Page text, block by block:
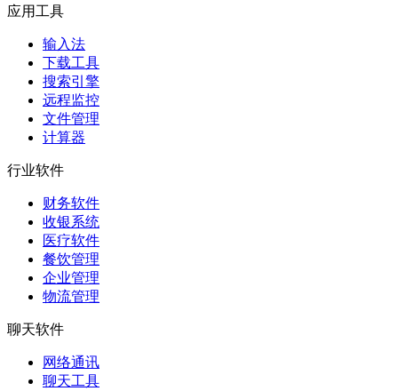
应用工具
输入法
下载工具
搜索引擎
远程监控
文件管理
计算器
行业软件
财务软件
收银系统
医疗软件
餐饮管理
企业管理
物流管理
聊天软件
网络通讯
聊天工具